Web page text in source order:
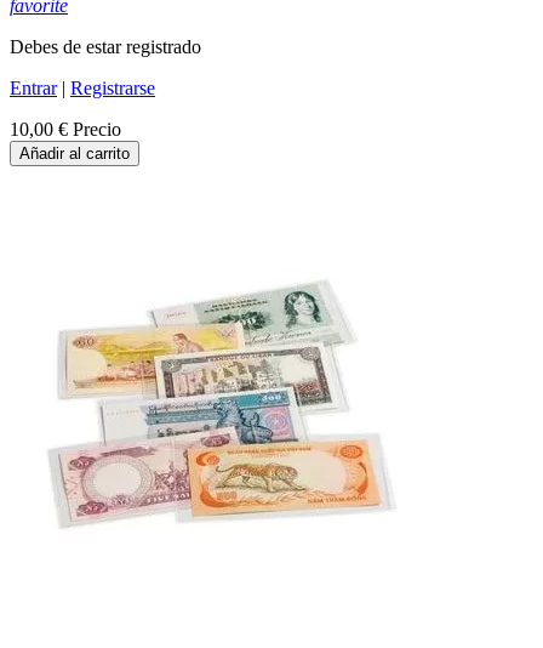
favorite
Debes de estar registrado
Entrar| Registrarse
10,00 € Precio
Añadir al carrito